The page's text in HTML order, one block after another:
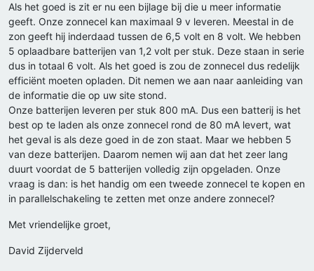
Als het goed is zit er nu een bijlage bij die u meer informatie
geeft. Onze zonnecel kan maximaal 9 v leveren. Meestal in de
zon geeft hij inderdaad tussen de 6,5 volt en 8 volt. We hebben
5 oplaadbare batterijen van 1,2 volt per stuk. Deze staan in serie
dus in totaal 6 volt. Als het goed is zou de zonnecel dus redelijk
efficiënt moeten opladen. Dit nemen we aan naar aanleiding van
de informatie die op uw site stond.
Onze batterijen leveren per stuk 800 mA. Dus een batterij is het
best op te laden als onze zonnecel rond de 80 mA levert, wat
het geval is als deze goed in de zon staat. Maar we hebben 5
van deze batterijen. Daarom nemen wij aan dat het zeer lang
duurt voordat de 5 batterijen volledig zijn opgeladen. Onze
vraag is dan: is het handig om een tweede zonnecel te kopen en
in parallelschakeling te zetten met onze andere zonnecel?
Met vriendelijke groet,
David Zijderveld